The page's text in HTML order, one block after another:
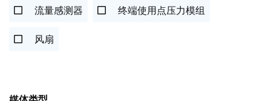
流量感测器 终端使用点压力模组
风扇